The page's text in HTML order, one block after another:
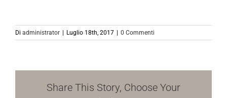
Di administrator Luglio 18th, 2017 0 Commenti
Share This Story, Choose Your